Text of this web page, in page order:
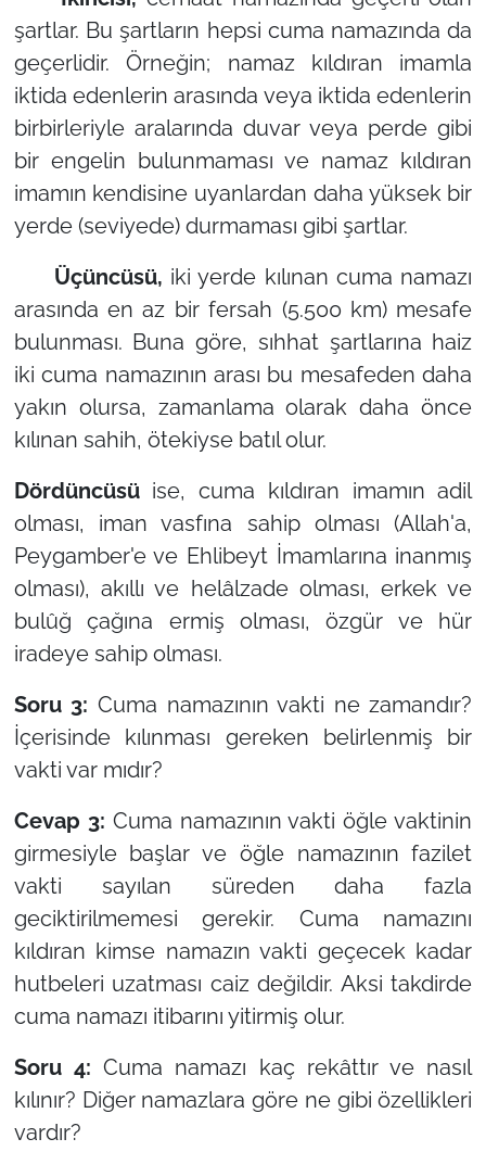
şartlar. Bu şartların hepsi cuma namazında da
geçerlidir. Örneğin; namaz kıldıran imamla
iktida edenlerin arasında veya iktida edenlerin
birbirleriyle aralarında duvar veya perde gibi
bir engelin bulunmaması ve namaz kıldıran
imamın kendisine uyanlardan daha yüksek bir
yerde (seviyede) durmaması gibi şartlar.
Üçüncüsü, iki yerde kılınan cuma namazı
arasında en az bir fersah (5.500 km) mesafe
bulunması. Buna göre, sıhhat şartlarına haiz
iki cuma namazının arası bu mesafeden daha
yakın olursa, zamanlama olarak daha önce
kılınan sahih, ötekiyse batıl olur.
Dördüncüsü ise, cuma kıldıran imamın adil
olması, iman vasfına sahip olması (Allah'a,
Peygamber'e ve Ehlibeyt İmamlarına inanmış
olması), akıllı ve helâlzade olması, erkek ve
bulûğ çağına ermiş olması, özgür ve hür
iradeye sahip olması.
Soru 3: Cuma namazının vakti ne zamandır?
İçerisinde kılınması gereken belirlenmiş bir
vakti var mıdır?
Cevap 3: Cuma namazının vakti öğle vaktinin
girmesiyle başlar ve öğle namazının fazilet
vakti sayılan süreden daha fazla
geciktirilmemesi gerekir. Cuma namazını
kıldıran kimse namazın vakti geçecek kadar
hutbeleri uzatması caiz değildir. Aksi takdirde
cuma namazı itibarını yitirmiş olur.
Soru 4: Cuma namazı kaç rekâttır ve nasıl
kılınır? Diğer namazlara göre ne gibi özellikleri
vardır?